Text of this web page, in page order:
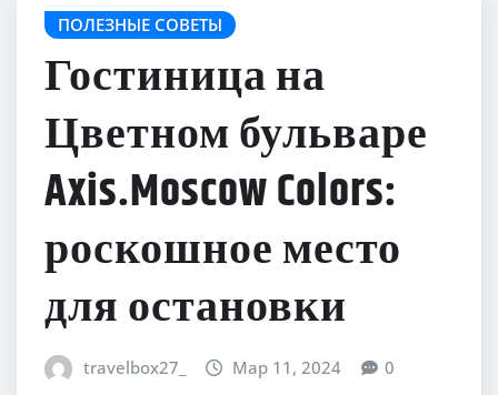
ПОЛЕЗНЫЕ СОВЕТЫ
Гостиница на
Цветном бульваре
Axis.Moscow Colors:
роскошное место
для остановки
travelbox27_ Мар 11, 2024 0